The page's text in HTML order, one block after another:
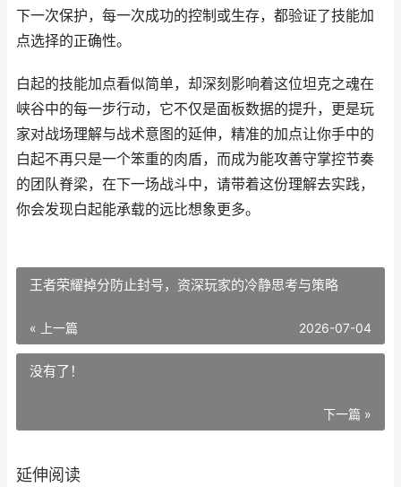
下一次保护，每一次成功的控制或生存，都验证了技能加
点选择的正确性。
白起的技能加点看似简单，却深刻影响着这位坦克之魂在
峡谷中的每一步行动，它不仅是面板数据的提升，更是玩
家对战场理解与战术意图的延伸，精准的加点让你手中的
白起不再只是一个笨重的肉盾，而成为能攻善守掌控节奏
的团队脊梁，在下一场战斗中，请带着这份理解去实践，
你会发现白起能承载的远比想象更多。
王者荣耀掉分防止封号，资深玩家的冷静思考与策略
« 上一篇 2026-07-04
没有了！
下一篇 »
延伸阅读